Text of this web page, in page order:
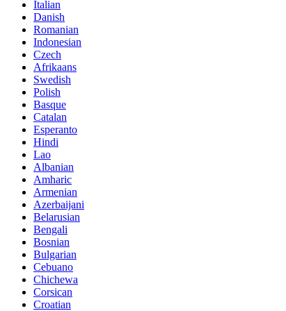
Italian
Danish
Romanian
Indonesian
Czech
Afrikaans
Swedish
Polish
Basque
Catalan
Esperanto
Hindi
Lao
Albanian
Amharic
Armenian
Azerbaijani
Belarusian
Bengali
Bosnian
Bulgarian
Cebuano
Chichewa
Corsican
Croatian